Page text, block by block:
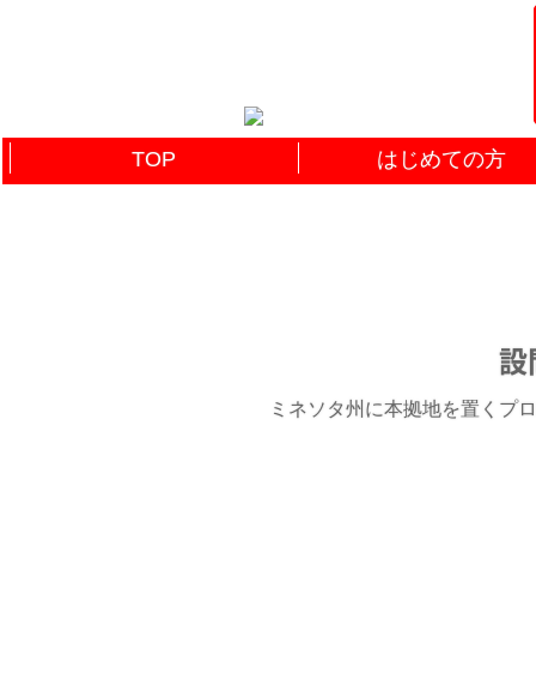
TOP はじめての方
設
ミネソタ州に本拠地を置くプ